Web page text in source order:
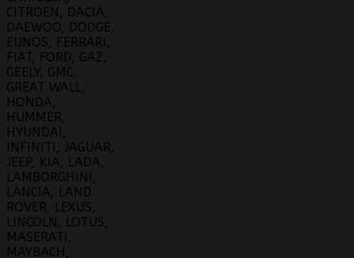
CITROEN, DACIA,
DAEWOO, DODGE,
EUNOS, FERRARI,
FIAT, FORD, GAZ,
GEELY, GMC,
GREAT WALL,
HONDA,
HUMMER,
HYUNDAI,
INFINITI, JAGUAR,
JEEP, KIA, LADA,
LAMBORGHINI,
LANCIA, LAND
ROVER, LEXUS,
LINCOLN, LOTUS,
MASERATI,
MAYBACH,